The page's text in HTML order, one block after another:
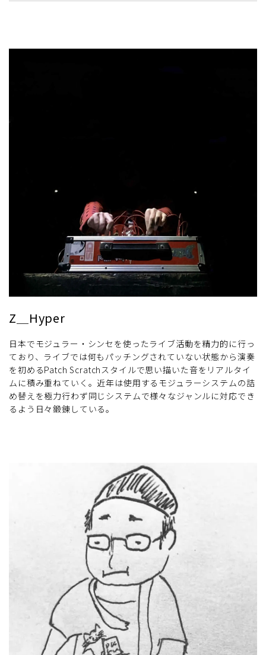
Z＿Hyper
日本でモジュラー・シンセを使ったライブ活動を精力的に行っ
ており、ライブでは何もパッチングされていない状態から演奏
を初めるPatch Scratchスタイルで思い描いた音をリアルタイ
ムに積み重ねていく。近年は使用するモジュラーシステムの詰
め替えを極力行わず同じシステムで様々なジャンルに対応でき
るよう日々鍛錬している。